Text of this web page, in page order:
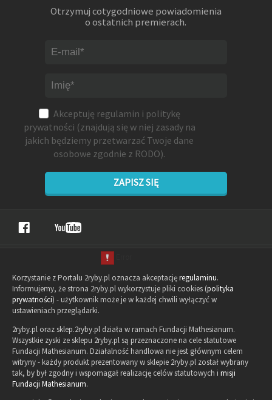
Otrzymuj cotygodniowe powiadomienia
o ostatnich premierach.
Akceptuję regulamin i politykę
prywatności (znajdują się w niej zasady na
jakich będziemy przetwarzać Twoje dane
osobowe zgodnie z RODO).
ZAPISZ SIĘ
Korzystanie z Portalu 2ryby.pl oznacza akceptacjęregulaminu.
Informujemy, że strona 2ryby.pl wykorzystuje pliki cookies (polityka
prywatności) - użytkownik może je w każdej chwili wyłączyć w
ustawieniach przeglądarki.
2ryby.pl oraz sklep.2ryby.pl działa w ramach Fundacji Mathesianum.
Wszystkie zyski ze sklepu 2ryby.pl są przeznaczone na cele statutowe
Fundacji Mathesianum. Działalność handlowa nie jest głównym celem
witryny - każdy produkt prezentowany w sklepie 2ryby.pl został wybrany
tak, by był zgodny i wspomagał realizację celów statutowych i misji
Fundacji Mathesianum.